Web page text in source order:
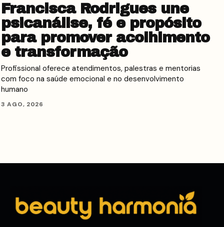
Francisca Rodrigues une
psicanálise, fé e propósito
para promover acolhimento
e transformação
Profissional oferece atendimentos, palestras e mentorias
com foco na saúde emocional e no desenvolvimento
humano
3 AGO, 2026